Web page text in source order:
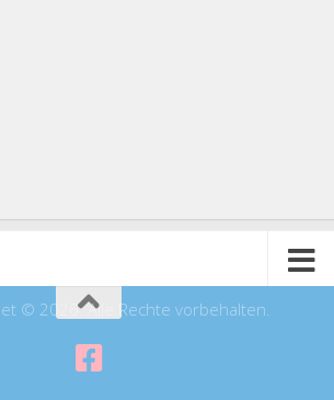
© 2026. Alle Rechte vorbehalten.